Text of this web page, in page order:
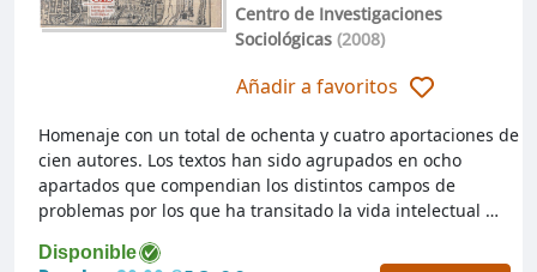
Centro de Investigaciones
Sociológicas(2008)
Añadir a favoritos
Disponible
Homenaje con un total de ochenta y cuatro aportaciones de
cien autores. Los textos han sido agrupados en ocho
apartados que compendian los distintos campos de
problemas por los que ha transitado la vida intelectual …